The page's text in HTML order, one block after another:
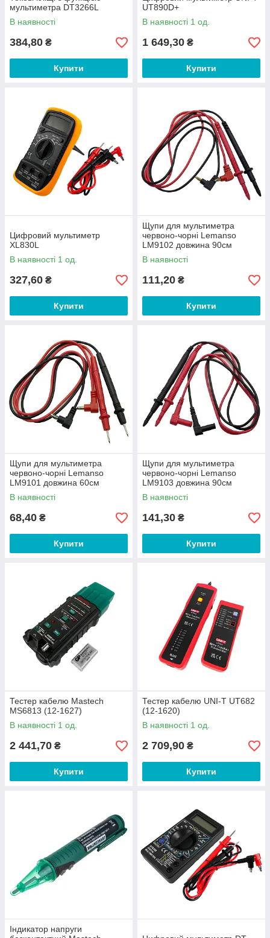
мультиметра DT3266L
В наявності
384,80 ₴
Купити
UT890D+
В наявності 1 од.
1 649,30 ₴
Купити
Цифровий мультиметр
XL830L
В наявності 1 од.
327,60 ₴
Купити
Щупи для мультиметра
червоно-чорні Lemanso
LM9102 довжина 90см
В наявності
111,20 ₴
Купити
Щупи для мультиметра
червоно-чорні Lemanso
LM9101 довжина 60см
В наявності
68,40 ₴
Купити
Щупи для мультиметра
червоно-чорні Lemanso
LM9103 довжина 90см
В наявності
141,30 ₴
Купити
Тестер кабелю Mastech
MS6813 (12-1627)
В наявності 1 од.
2 441,70 ₴
Купити
Тестер кабелю UNI-T UT682
(12-1620)
В наявності 1 од.
2 709,90 ₴
Купити
Індикатор напруги